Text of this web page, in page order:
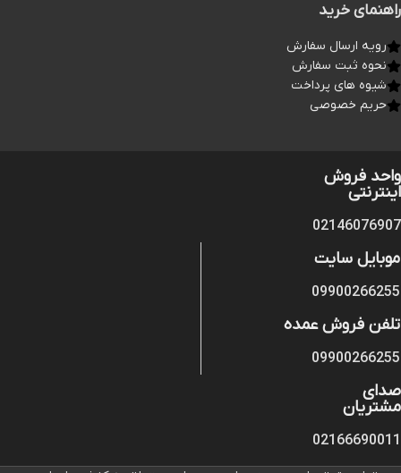
راهنمای خرید
رویه ارسال سفارش
نحوه ثبت سفارش
شیوه های پرداخت
حریم خصوصی
واحد فروش
اینترنتی
02146076907
موبایل سایت
09900266255
تلفن فروش عمده
09900266255
صدای
مشتریان
02166690011